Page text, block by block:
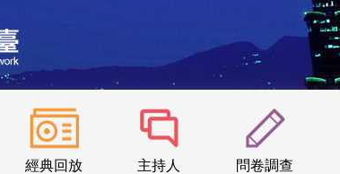
經典回放 主持人 問卷調查